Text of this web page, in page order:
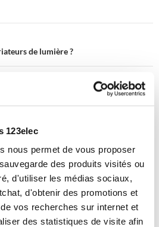
123elec
nous permet de vous proposer
des produits visités ou
d'utiliser les médias sociaux,
d'obtenir des promotions et
vos recherches sur internet et
des statistiques de visite afin
de lumière ?
publiée.